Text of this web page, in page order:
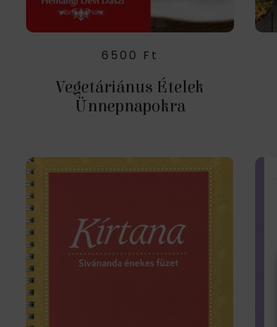
6500 Ft
Vegetáriánus Ételek
Ünnepnapokra